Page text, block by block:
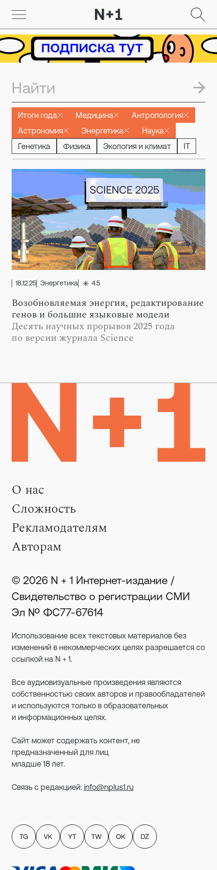
Итоги года Медицина
Антропология
Астрономия
Энергетика
Наука
Генетика
Физика Экология и климат IT
18.12.25 Энергетика 4.5
Возобновляемая энергия, редактирование
генов и большие языковые модели
Десять научных прорывов 2025 года
по версии журнала Science
О нас
Сложность
Рекламодателям
Авторам
© 2026 N + 1 Интернет-издание /
Свидетельство о регистрации СМИ
Эл № ФС77-67614
Использование всех текстовых материалов без
изменений в некоммерческих целях разрешается со
ссылкой на N + 1.
Все аудиовизуальные произведения являются
собственностью своих авторов и правообладателей
и используются только в образовательных
и информационных целях.
Сайт может содержать контент, не
предназначенный для лиц
младше 18 лет.
Связь с редакцией: info@nplus1.ru